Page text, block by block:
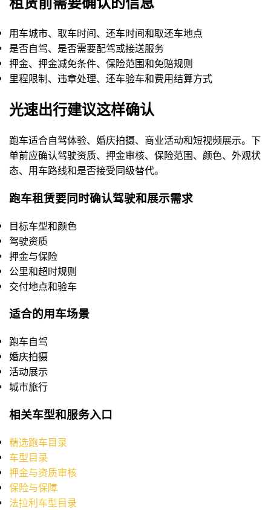
用车城市、取车时间、还车时间和取还车地点
是否自驾、是否需要配驾或接送服务
押金、押金减免条件、保险范围和免赔规则
里程限制、违章处理、还车验车和费用结算方式
光速出行建议这样确认
跑车适合自驾体验、婚庆拍摄、商业活动和短视频展示。下
单前应确认驾驶资质、押金审核、保险范围、颜色、外观状
态、用车路线和是否接受同级替代。
跑车租赁要同时确认驾驶和展示需求
目标车型和颜色
驾驶资质
押金与保险
公里和超时规则
交付地点和验车
适合的用车场景
跑车自驾
婚庆拍摄
活动展示
城市旅行
相关车型和服务入口
精选跑车目录
车型目录
押金与资质审核
保险与保障
法拉利车型目录